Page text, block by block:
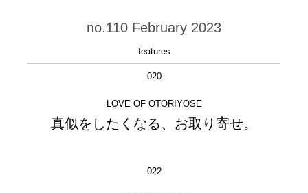
no.110 February 2023
features
020
LOVE OF OTORIYOSE
真似をしたくなる、お取り寄せ。
022